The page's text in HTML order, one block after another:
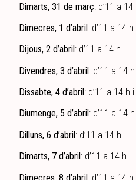
Dimarts, 31 de març: d’11 a 14
Dimecres, 1 d’abril: d’11 a 14 h.
Dijous, 2 d’abril : d’11 a 14 h.
Divendres, 3 d’abril: d’11 a 14
Dissabte, 4 d’abril: d’11 a 14 h
Diumenge, 5 d’abril : d’11 a 14 h.
Dilluns, 6 d’abril: d’11 a 14 h.
Dimarts, 7 d’abril : d’11 a 14 h.
Dimecres, 8 d’abril: d’11 a 14 h.